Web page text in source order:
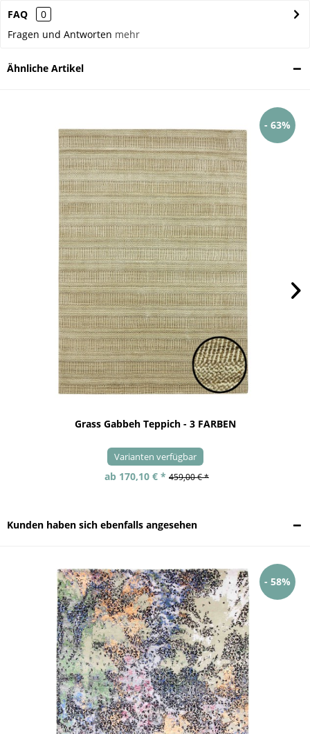
FAQ
0
Fragen und Antworten mehr
Ähnliche Artikel
- 63%
Grass Gabbeh Teppich - 3 FARBEN
Varianten verfügbar
ab 170,10 € * 459,00 € *
Kunden haben sich ebenfalls angesehen
- 58%